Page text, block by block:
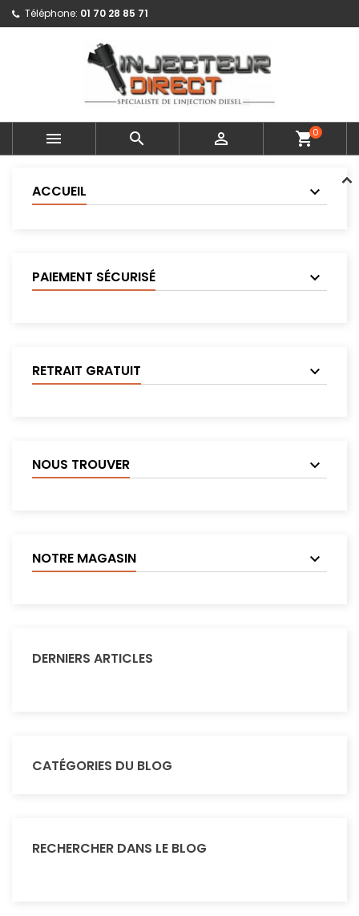
Téléphone: 01 70 28 85 71
   shopping_cart0
ACCUEIL
PAIEMENT SÉCURISÉ
RETRAIT GRATUIT
NOUS TROUVER
NOTRE MAGASIN
DERNIERS ARTICLES
CATÉGORIES DU BLOG
RECHERCHER DANS LE BLOG